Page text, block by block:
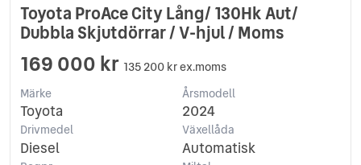
Toyota ProAce City Lång/ 130Hk Aut/
Dubbla Skjutdörrar / V-hjul / Moms
169 000 kr 135 200 kr ex.moms
Märke
Toyota
Årsmodell
2024
Drivmedel
Diesel
Växellåda
Automatisk